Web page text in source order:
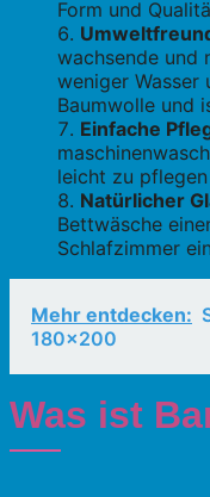
Form und
wachsende und
weniger Wasser
Baumwolle und
Einfache
leicht zu
Natürlicher
Bettwäsche
Schlafzimmer
Mehr entdecken:
180x200
Was ist